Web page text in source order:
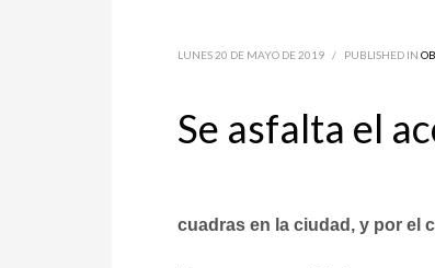
LUNES 20 DE MAYO DE 2019 / PUBLISHED IN
Se asfalta el
cuadras en la ciudad, y por el